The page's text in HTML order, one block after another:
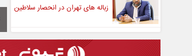
زباله های تهران در انحصار سلاطین